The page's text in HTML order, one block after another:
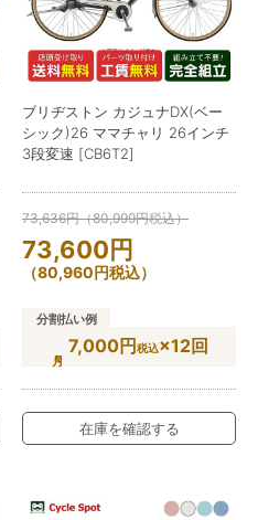
ブリヂストン カジュナDX(ベー
シック)26 ママチャリ 26インチ
3段変速 [CB6T2]
73,636円（80,999円税込）
73,600円
（80,960円税込）
分割払い例
7,000円税込×12回
在庫を確認する